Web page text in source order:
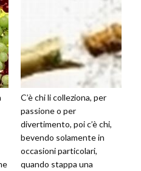
C’è chi li colleziona, per
passione o per
divertimento, poi c’è chi,
bevendo solamente in
occasioni particolari,
quando stappa una